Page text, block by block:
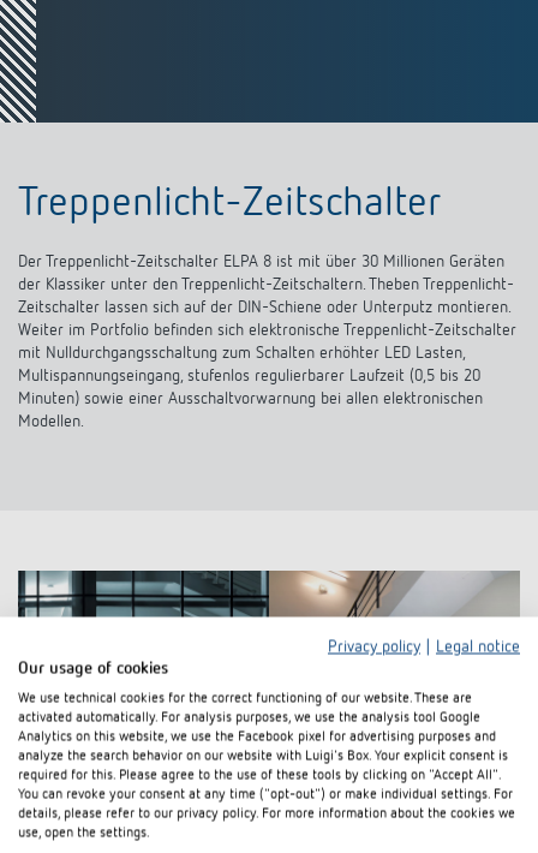
Treppenlicht-Zeitschalter
Der Treppenlicht-Zeitschalter ELPA 8 ist mit über 30 Millionen Geräten
der Klassiker unter den Treppenlicht-Zeitschaltern. Theben Treppenlicht-
Zeitschalter lassen sich auf der DIN-Schiene oder Unterputz montieren.
Weiter im Portfolio befinden sich elektronische Treppenlicht-Zeitschalter
mit Nulldurchgangsschaltung zum Schalten erhöhter LED Lasten,
Multispannungseingang, stufenlos regulierbarer Laufzeit (0,5 bis 20
Minuten) sowie einer Ausschaltvorwarnung bei allen elektronischen
Modellen.
Privacy policy
Legal notice
Our usage of cookies
We use technical cookies for the correct functioning of our website. These are
activated automatically. For analysis purposes, we use the analysis tool Google
Analytics on this website, we use the Facebook pixel for advertising purposes and
analyze the search behavior on our website with Luigi's Box. Your explicit consent is
required for this. Please agree to the use of these tools by clicking on "Accept All".
You can revoke your consent at any time ("opt-out") or make individual settings. For
details, please refer to our privacy policy. For more information about the cookies we
use, open the settings.